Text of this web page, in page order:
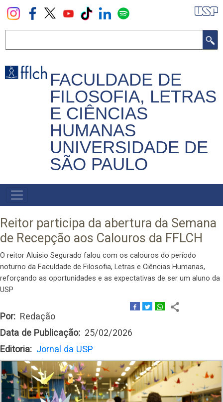
Pular
para
principal
FACULDADE DE
FILOSOFIA, LETRAS
E CIÊNCIAS
HUMANAS
UNIVERSIDADE DE
SÃO PAULO
NAVEGADOR
PRINCIPAL
Reitor participa da abertura da Semana
de Recepção aos Calouros da FFLCH
O reitor Aluisio Segurado falou com os calouros do período
noturno da Faculdade de Filosofia, Letras e Ciências Humanas,
reforçando as oportunidades e as expectativas de ser um aluno da
USP
Por
Redação
Data de Publicação
25/02/2026
Editoria
Jornal da USP